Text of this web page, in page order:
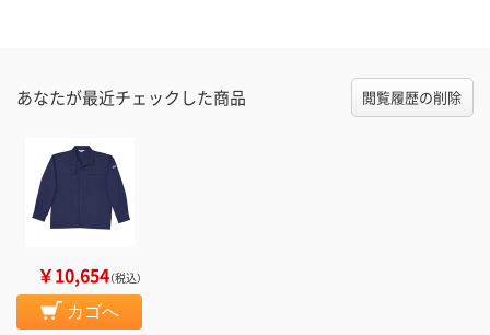
あなたが最近チェックした商品 閲覧履歴の削除
￥10,654（税込）
カゴへ